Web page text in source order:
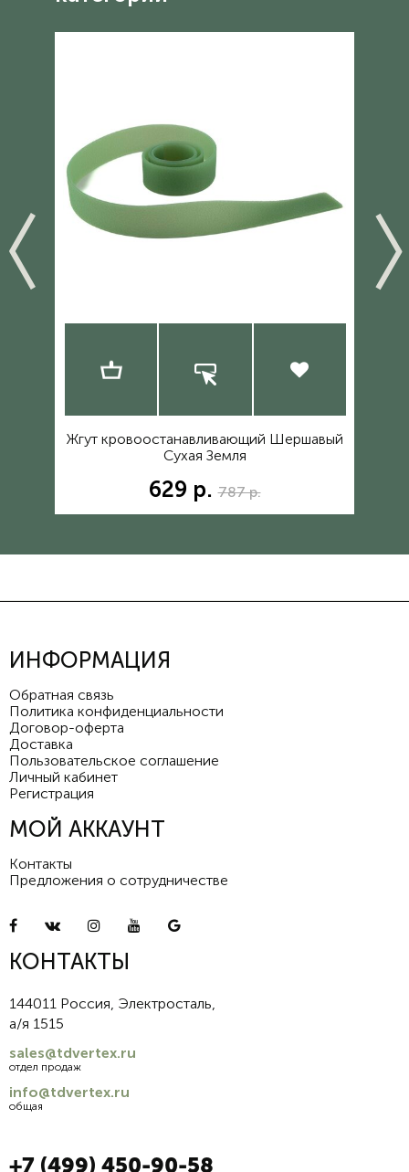
Жгут кровоостанавливающий Шершавый
Сухая Земля
629 р.787 р.
ИНФОРМАЦИЯ
Обратная связь
Политика конфиденциальности
Договор-оферта
Доставка
Пользовательское соглашение
Личный кабинет
Регистрация
МОЙ АККАУНТ
Контакты
Предложения о сотрудничестве
КОНТАКТЫ
144011 Россия, Электросталь,
а/я 1515
sales@tdvertex.ru
отдел продаж
info@tdvertex.ru
общая
+7 (499) 450-90-58